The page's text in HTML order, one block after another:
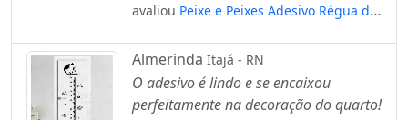
avaliou Peixe e Peixes Adesivo Régua de
para Quarto, Porta e Parede Mod:273
Almerinda Itajá - RN
O adesivo é lindo e se encaixou
perfeitamente na decoração do quarto!